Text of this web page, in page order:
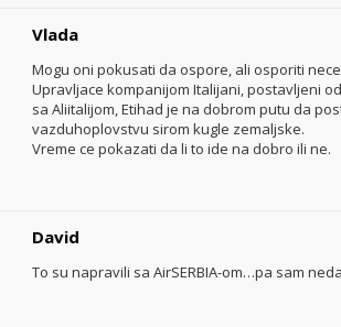
Vlada
Mogu oni pokusati da ospore, ali osporiti
Upravljace kompanijom Italijani, postavljeni
sa Aliitalijom, Etihad je na dobrom putu da
vazduhoplovstvu sirom kugle zemaljske.
Vreme ce pokazati da li to ide na dobro ili ne.
David
To su napravili sa AirSERBIA-om…pa sam